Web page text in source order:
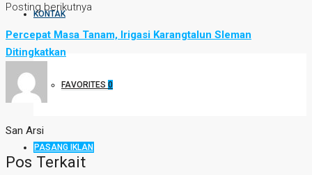
KONTAK
FAVORITES 0
PASANG IKLAN
Posting berikutnya
Percepat Masa Tanam, Irigasi Karangtalun Sleman
Ditingkatkan
San Arsi
Pos Terkait